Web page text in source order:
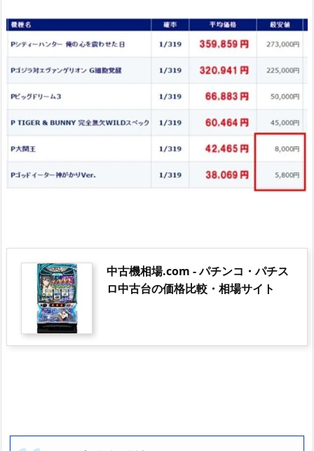
中古機相場.com - パチンコ・パチス
ロ中古台の価格比較・相場サイト